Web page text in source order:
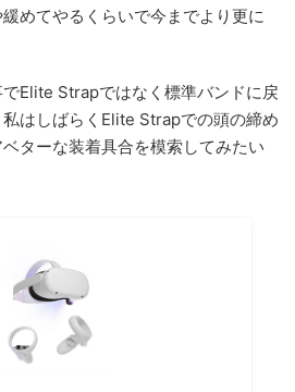
めてやるくらいで今までより更に
Elite Strapではなく標準バンドに戻
はしばらくElite Strapでの頭の締め
ターな装着具合を模索してみたい